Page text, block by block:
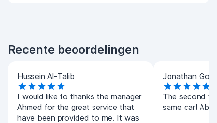
Recente beoordelingen
Hussein Al-Talib
I would like to thanks the manager
Ahmed for the great service that
have been provided to me. It was
Jonathan
The second
same car!